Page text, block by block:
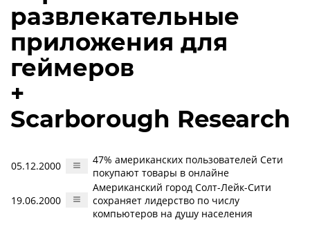
развлекательные
приложения для
геймеров
+
Scarborough Research
05.12.2000
47% американских пользователей Сети
покупают товары в онлайне
19.06.2000
Американский город Солт-Лейк-Сити
сохраняет лидерство по числу
компьютеров на душу населения